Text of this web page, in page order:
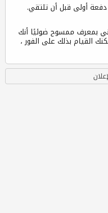
أولى قبل أن تلتقي.
بمعرف ممسوح ضوئيًا أنك
القيام بذلك على الفور ،